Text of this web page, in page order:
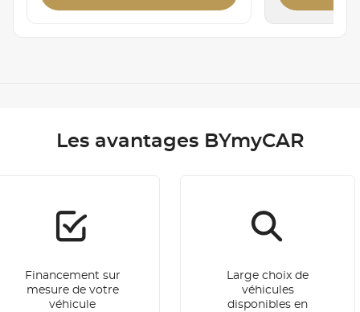
Les avantages BYmyCAR
Financement sur
mesure de votre
véhicule
Large choix de
véhicules
disponibles en